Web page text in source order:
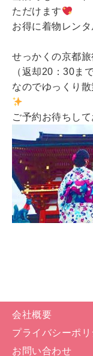
ただけます
お得に着物レン
せっかくの京都
（返却20：30まで
なのでゆっくり
ご予約お待ちし
会社概要
プライバシーポリ
お問い合わせ